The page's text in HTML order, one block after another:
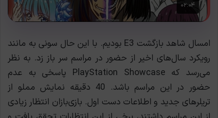
امسال شاهد بازگشت E3 بودیم. با این حال سونی به مانند
رویکرد سال‌های اخیر از حضور در مراسم سر باز زد. به نظر
می‌رسد که PlayStation Showcase پاسخی به عدم
حضور در این مراسم باشد. 40 دقیقه نمایش مملو از
تریلرهای جدید و اطلاعات دست اول. بازی‌بازان انتظار زیادی